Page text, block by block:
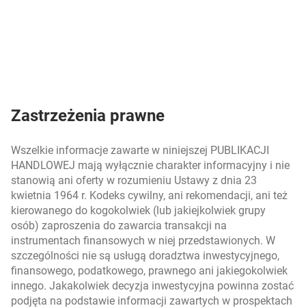
Zastrzeżenia prawne
Wszelkie informacje zawarte w niniejszej PUBLIKACJI
HANDLOWEJ mają wyłącznie charakter informacyjny i nie
stanowią ani oferty w rozumieniu Ustawy z dnia 23
kwietnia 1964 r. Kodeks cywilny, ani rekomendacji, ani też
kierowanego do kogokolwiek (lub jakiejkolwiek grupy
osób) zaproszenia do zawarcia transakcji na
instrumentach finansowych w niej przedstawionych. W
szczególności nie są usługą doradztwa inwestycyjnego,
finansowego, podatkowego, prawnego ani jakiegokolwiek
innego. Jakakolwiek decyzja inwestycyjna powinna zostać
podjęta na podstawie informacji zawartych w prospektach